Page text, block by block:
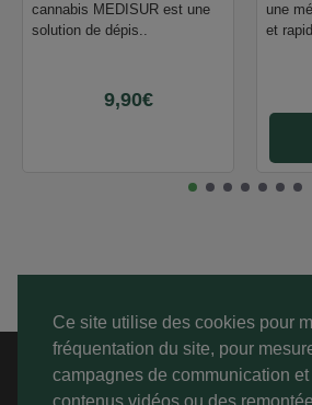
Ce site utilise des cookies pour
fréquentation du site, pour
campagnes de communication
cannabis MEDISUR est une
solution de dépis..
9,90€
une
et
A PROPOS